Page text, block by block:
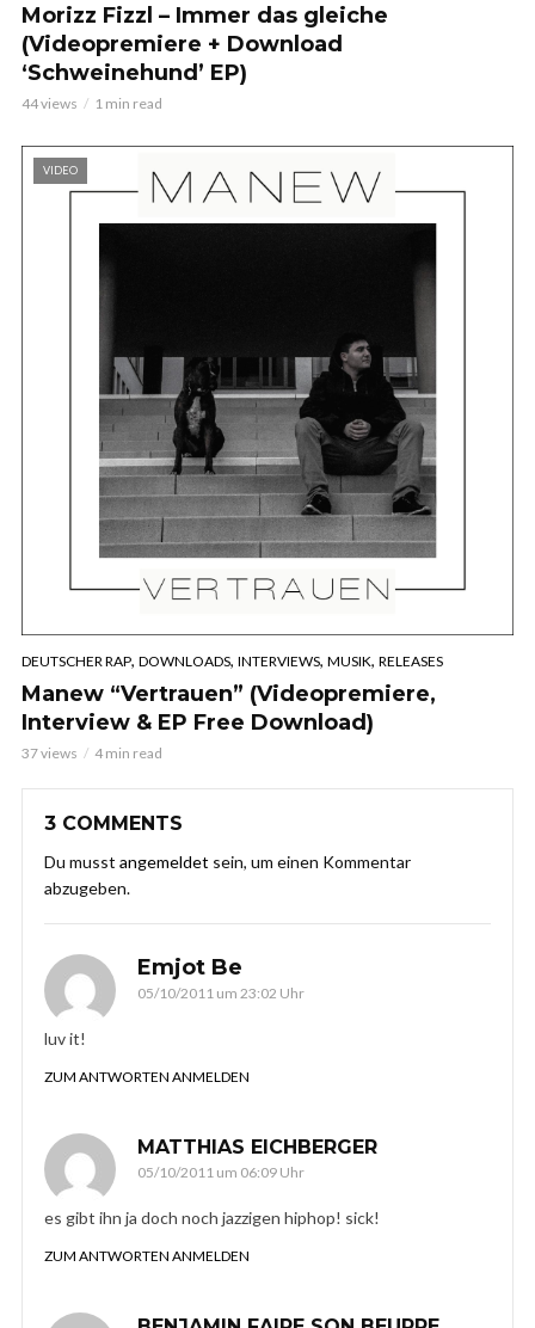
Morizz Fizzl – Immer das gleiche
(Videopremiere + Download
‘Schweinehund’ EP)
44 views 1 min read
VIDEO
DEUTSCHER RAP, DOWNLOADS, INTERVIEWS, MUSIK, RELEASES
Manew “Vertrauen” (Videopremiere,
Interview & EP Free Download)
37 views 4 min read
3 COMMENTS
Du musst angemeldet sein, um einen Kommentar
abzugeben.
Emjot Be
05/10/2011 um 23:02 Uhr
luv it!
ZUM ANTWORTEN ANMELDEN
MATTHIAS EICHBERGER
05/10/2011 um 06:09 Uhr
es gibt ihn ja doch noch jazzigen hiphop! sick!
ZUM ANTWORTEN ANMELDEN